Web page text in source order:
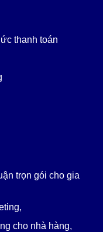
thanh toán
trọn gói cho gia
cho nhà hàng,